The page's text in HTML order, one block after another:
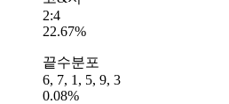
2:4
22.67%
끝수분포
6, 7, 1, 5, 9, 3
0.08%